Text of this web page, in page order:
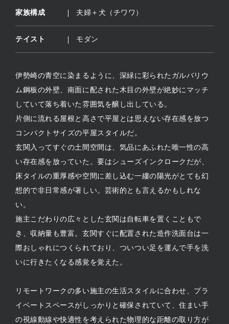
家族構成 夫婦＋犬（チワワ）
テイスト モダン
伊勢崎の青空に染まるように、深緑に彩られたガルバリウ
ム鋼板の外壁、南面に配された木目の外壁が絶妙にマッチ
していて落ち着いた雰囲気を醸し出している。
片側に流れる屋根と高さで平屋とは思えない存在感を放つ
コンパクトサイズの平屋スタイルだ。
玄関入ってすぐの土間空間は、気品にあふれた唯一性の高
い存在感を放っていた。要はシューズインクロークだが、
床タイルの重厚感や空間に差し込む一縷の陽光がとても幻
想的で非日常感が著しい。芸術的とも言えるかもしれな
い。
施主こだわりの広々とした玄関は自転車を置くこともで
き、収納量も豊富。玄関すぐに配置された造作洗面台は一
際おしゃれにつくられており、ついつい足を運んで手を洗
いに行きたくなる感覚を覚えた。
リモートワークの多い施主の生活スタイルに合わせ、プラ
イベートスペースがしっかりと確保されていて、住まい手
の視線動線や快適性を考えられた物理的な距離の取り方が